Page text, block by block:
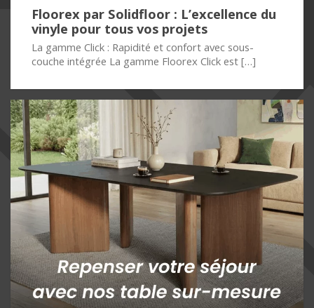
Floorex par Solidfloor : L’excellence du
vinyle pour tous vos projets
La gamme Click : Rapidité et confort avec sous-
couche intégrée La gamme Floorex Click est […]